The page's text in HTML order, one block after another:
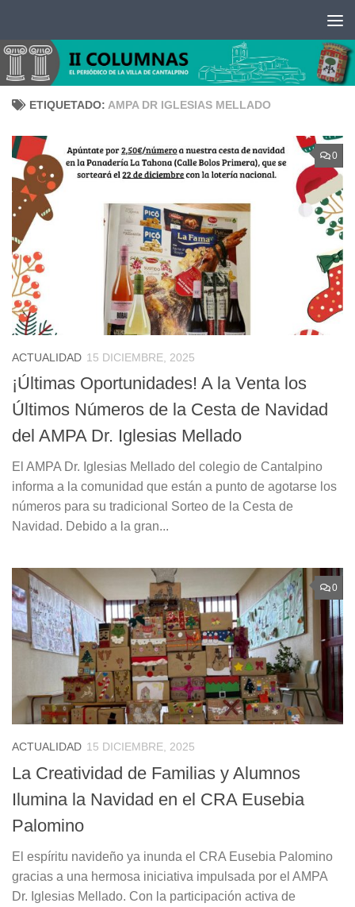
ETIQUETADO: AMPA DR IGLESIAS MELLADO
0
ACTUALIDAD 15 DICIEMBRE, 2025
¡Últimas Oportunidades! A la Venta los
Últimos Números de la Cesta de Navidad
del AMPA Dr. Iglesias Mellado
El AMPA Dr. Iglesias Mellado del colegio de Cantalpino
informa a la comunidad que están a punto de agotarse los
números para su tradicional Sorteo de la Cesta de
Navidad. Debido a la gran...
0
ACTUALIDAD 15 DICIEMBRE, 2025
La Creatividad de Familias y Alumnos
Ilumina la Navidad en el CRA Eusebia
Palomino
El espíritu navideño ya inunda el CRA Eusebia Palomino
gracias a una hermosa iniciativa impulsada por el AMPA
Dr. Iglesias Mellado. Con la participación activa de